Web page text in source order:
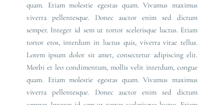
quam. Etiam molestie egestas quam. Vivamus maximus
viverra pellentesque. Donec auctor enim sed dictum
semper. Integer id sem ut tortor scelerisque luctus. Etiam
tortor eros, interdum in luctus quis, viverra vitae tellus.
Lorem ipsum dolor sit amet, consectetur adipiscing elit.
Morbi et leo condimentum, mollis velit interdum, congue
quam. Etiam molestie egestas quam. Vivamus maximus
viverra pellentesque. Donec auctor enim sed dictum